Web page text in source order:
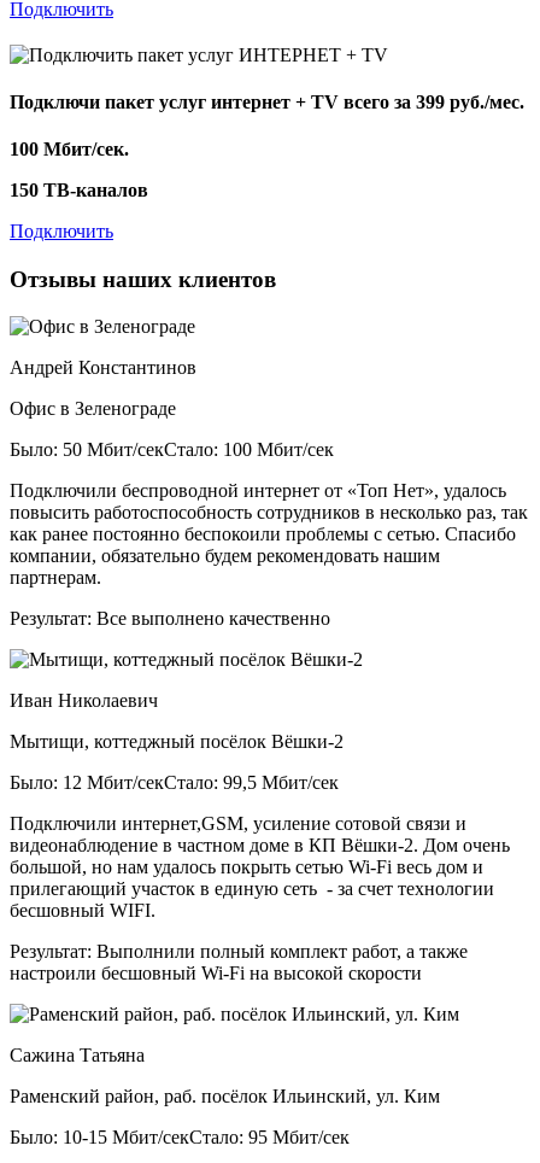
Подключить
Подключи пакет услуг интернет + TV всего за 399 руб./мес.
100 Мбит/сек.
150 ТВ-каналов
Подключить
Отзывы наших клиентов
Андрей Константинов
Офис в Зеленограде
Было: 50 Мбит/секСтало: 100 Мбит/сек
Подключили беспроводной интернет от «Топ Нет», удалось
повысить работоспособность сотрудников в несколько раз, так
как ранее постоянно беспокоили проблемы с сетью. Спасибо
компании, обязательно будем рекомендовать нашим
партнерам.
Результат: Все выполнено качественно
Иван Николаевич
Мытищи, коттеджный посёлок Вёшки-2
Было: 12 Мбит/секСтало: 99,5 Мбит/сек
Подключили интернет,GSM, усиление сотовой связи и
видеонаблюдение в частном доме в КП Вёшки-2. Дом очень
большой, но нам удалось покрыть сетью Wi-Fi весь дом и
прилегающий участок в единую сеть - за счет технологии
бесшовный WIFI.
Результат: Выполнили полный комплект работ, а также
настроили бесшовный Wi-Fi на высокой скорости
Сажина Татьяна
Раменский район, раб. посёлок Ильинский, ул. Ким
Было: 10-15 Мбит/секСтало: 95 Мбит/сек